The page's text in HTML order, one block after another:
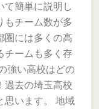
て簡単に説明し
もチーム数が多
圏には多くの高
チームも多く存
強い高校はどの
過去の埼玉高校
思います。 地域